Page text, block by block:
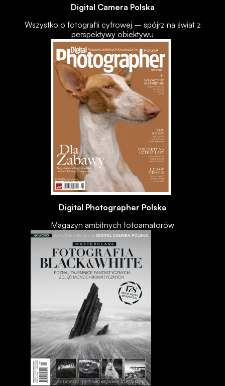
Digital Camera Polska
Wszystko o fotografii cyfrowej – spójrz na świat z
perspektywy obiektywu
Digital Photographer Polska
Magazyn ambitnych fotoamatorów